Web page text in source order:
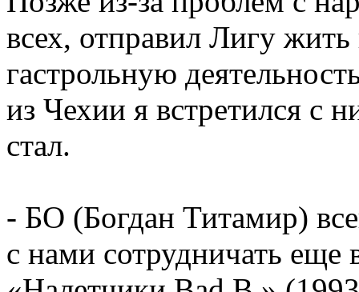
всех, отправил Лигу
гастрольную
из Чехии я встретился с
стал.
- БО (Богдан Титамир)
с нами сотрудничать еще